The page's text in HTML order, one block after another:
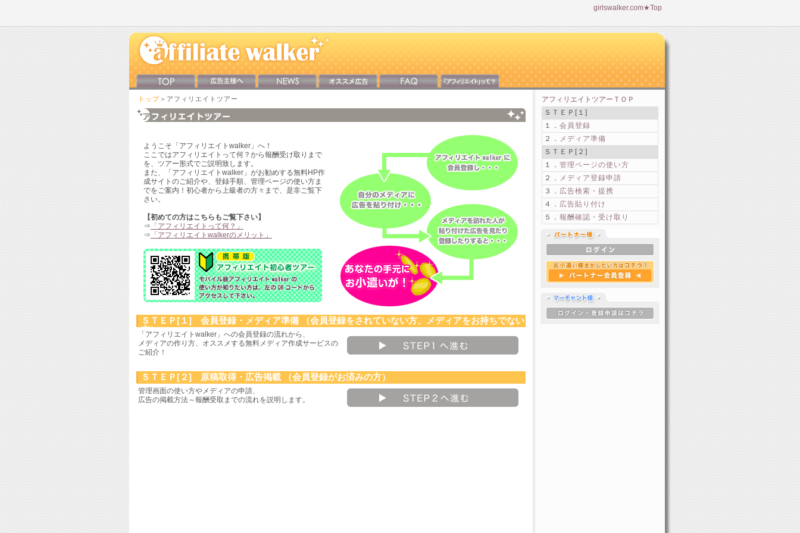
girlswalker.com★Top
トップ ＞アフィリエイトツアー
ようこそ「アフィリエイトwalker」へ！
ここではアフィリエイトって何？から報酬受け取りまで
を、ツアー形式でご説明致します。
また、「アフィリエイトwalker」がお勧めする無料HP作
成サイトのご紹介や、登録手順、管理ページの使い方ま
でをご案内！初心者から上級者の方々まで、是非ご覧下
さい。
【初めての方はこちらもご覧下さい】
⇒ 「アフィリエイトって何？」
⇒ 「アフィリエイトwalkerのメリット」
ＳＴＥＰ[１] 会員登録・メディア準備
（会員登録をされていない方、メディアをお持ちでない
方）
「アフィリエイトwalker」への会員登録の流れから、
メディアの作り方、オススメする無料メディア作成サービスの
ご紹介！
ＳＴＥＰ[２] 原稿取得・広告掲載 （会員登録がお済みの方）
管理画面の使い方やメディアの申請、
広告の掲載方法～報酬受取までの流れを説明します。
アフィリエイトツアーＴＯＰ
ＳＴＥＰ[１]
１． 会員登録
２． メディア準備
ＳＴＥＰ[２]
１． 管理ページの使い方
２． メディア登録申請
３． 広告検索・提携
４． 広告貼り付け
５． 報酬確認・受け取り